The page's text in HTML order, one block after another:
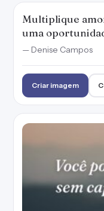
Multiplique
uma
— Denise Campos
Criar imagem